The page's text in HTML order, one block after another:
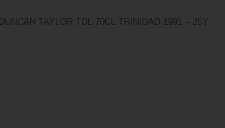
DUNCAN TAYLOR TDL 70CL TRINIDAD 1991 – 25Y